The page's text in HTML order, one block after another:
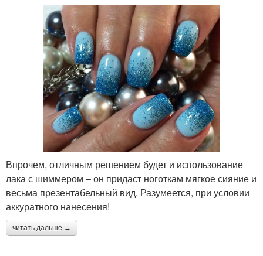
Впрочем, отличным решением будет и использование
лака с шиммером – он придаст ноготкам мягкое сияние и
весьма презентабельный вид. Разумеется, при условии
аккуратного нанесения!
читать дальше →